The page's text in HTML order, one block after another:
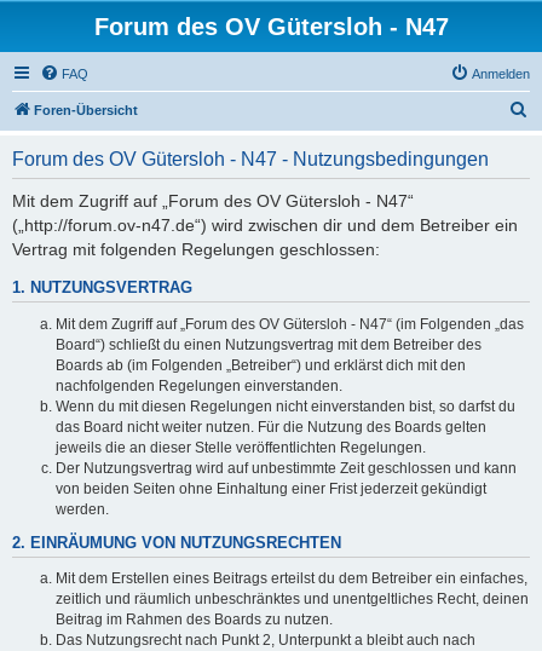
Forum des OV Gütersloh - N47
FAQ Anmelden
Foren-Übersicht
Forum des OV Gütersloh - N47 - Nutzungsbedingungen
Mit dem Zugriff auf „Forum des OV Gütersloh - N47“
(„http://forum.ov-n47.de“) wird zwischen dir und dem Betreiber ein
Vertrag mit folgenden Regelungen geschlossen:
1. NUTZUNGSVERTRAG
Mit dem Zugriff auf „Forum des OV Gütersloh - N47“ (im Folgenden „das
Board“) schließt du einen Nutzungsvertrag mit dem Betreiber des
Boards ab (im Folgenden „Betreiber“) und erklärst dich mit den
nachfolgenden Regelungen einverstanden.
Wenn du mit diesen Regelungen nicht einverstanden bist, so darfst du
das Board nicht weiter nutzen. Für die Nutzung des Boards gelten
jeweils die an dieser Stelle veröffentlichten Regelungen.
Der Nutzungsvertrag wird auf unbestimmte Zeit geschlossen und kann
von beiden Seiten ohne Einhaltung einer Frist jederzeit gekündigt
werden.
2. EINRÄUMUNG VON NUTZUNGSRECHTEN
Mit dem Erstellen eines Beitrags erteilst du dem Betreiber ein einfaches,
zeitlich und räumlich unbeschränktes und unentgeltliches Recht, deinen
Beitrag im Rahmen des Boards zu nutzen.
Das Nutzungsrecht nach Punkt 2, Unterpunkt a bleibt auch nach